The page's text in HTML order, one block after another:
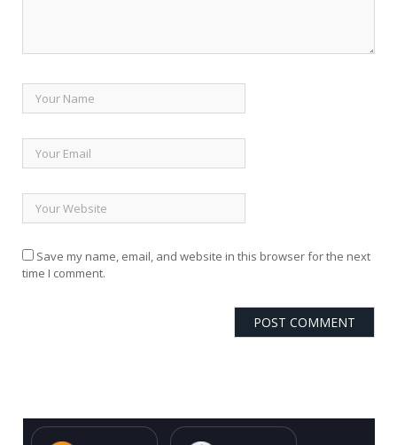
Save my name, email, and website in this browser for the next
time I comment.